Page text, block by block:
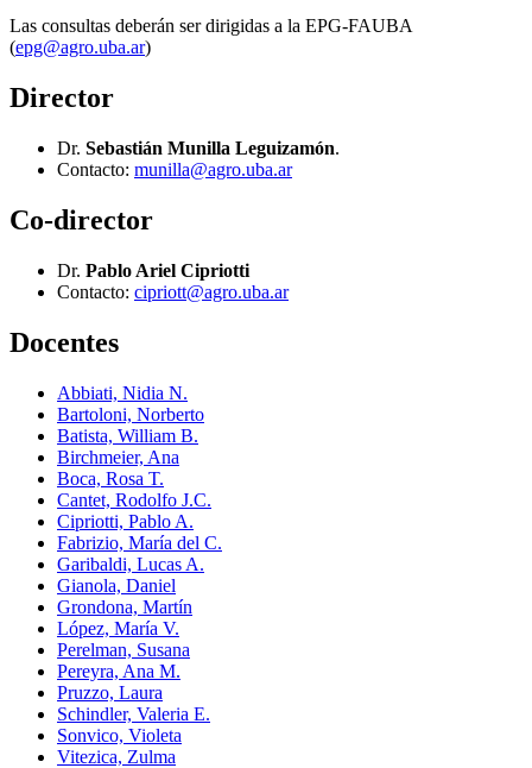
Las consultas deberán ser dirigidas a la EPG-FAUBA
(epg@agro.uba.ar)
Director
Dr. Sebastián Munilla Leguizamón.
Contacto: munilla@agro.uba.ar
Co-director
Dr. Pablo Ariel Cipriotti
Contacto: cipriott@agro.uba.ar
Docentes
Abbiati, Nidia N.
Bartoloni, Norberto
Batista, William B.
Birchmeier, Ana
Boca, Rosa T.
Cantet, Rodolfo J.C.
Cipriotti, Pablo A.
Fabrizio, María del C.
Garibaldi, Lucas A.
Gianola, Daniel
Grondona, Martín
López, María V.
Perelman, Susana
Pereyra, Ana M.
Pruzzo, Laura
Schindler, Valeria E.
Sonvico, Violeta
Vitezica, Zulma